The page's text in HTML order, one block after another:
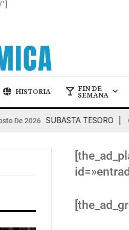
HISTORIA FIN DE
SEMANA
De 2026 SUBASTA TESORO